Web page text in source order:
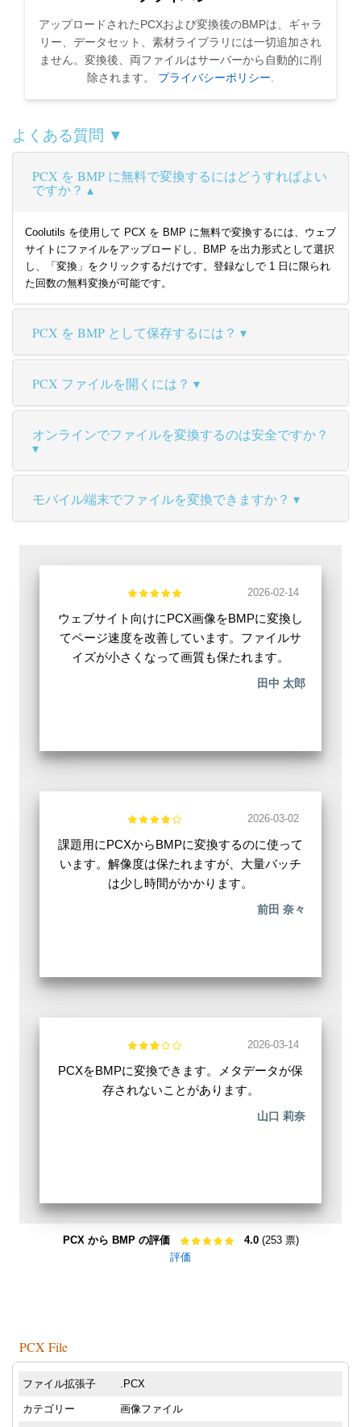
アップロードされたPCXおよび変換後のBMPは、ギャラ
リー、データセット、素材ライブラリには一切追加され
ません。変換後、両ファイルはサーバーから自動的に削
除されます。 プライバシーポリシー.
よくある質問 ▼
PCX を BMP に無料で変換するにはどうすればよい
ですか？
Coolutils を使用して PCX を BMP に無料で変換するには、ウェブ
サイトにファイルをアップロードし、BMP を出力形式として選択
し、「変換」をクリックするだけです。登録なしで 1 日に限られ
た回数の無料変換が可能です。
PCX を BMP として保存するには？
PCX ファイルを開くには？
オンラインでファイルを変換するのは安全ですか？
モバイル端末でファイルを変換できますか？
2026-02-14
ウェブサイト向けにPCX画像をBMPに変換し
てページ速度を改善しています。ファイルサ
イズが小さくなって画質も保たれます。
田中 太郎
2026-03-02
課題用にPCXからBMPに変換するのに使って
います。解像度は保たれますが、大量バッチ
は少し時間がかかります。
前田 奈々
2026-03-14
PCXをBMPに変換できます。メタデータが保
存されないことがあります。
山口 莉奈
PCX から BMP の評価 4.0(253 票)
評価
PCX File
ファイル拡張子 .PCX
カテゴリー 画像ファイル